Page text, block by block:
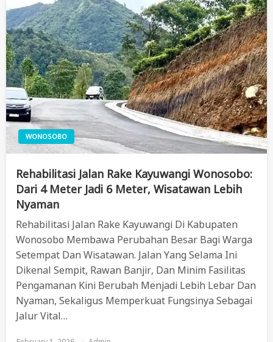
WONOSOBO
Rehabilitasi Jalan Rake Kayuwangi Wonosobo:
Dari 4 Meter Jadi 6 Meter, Wisatawan Lebih
Nyaman
Rehabilitasi Jalan Rake Kayuwangi Di Kabupaten
Wonosobo Membawa Perubahan Besar Bagi Warga
Setempat Dan Wisatawan. Jalan Yang Selama Ini
Dikenal Sempit, Rawan Banjir, Dan Minim Fasilitas
Pengamanan Kini Berubah Menjadi Lebih Lebar Dan
Nyaman, Sekaligus Memperkuat Fungsinya Sebagai
Jalur Vital…